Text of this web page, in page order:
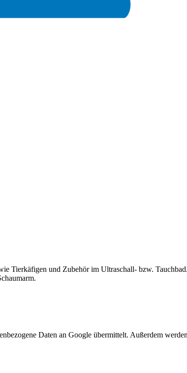
Tierkäfigen und Zubehör im Ultraschall- bzw.
Daten an Google übermittelt. Außerdem